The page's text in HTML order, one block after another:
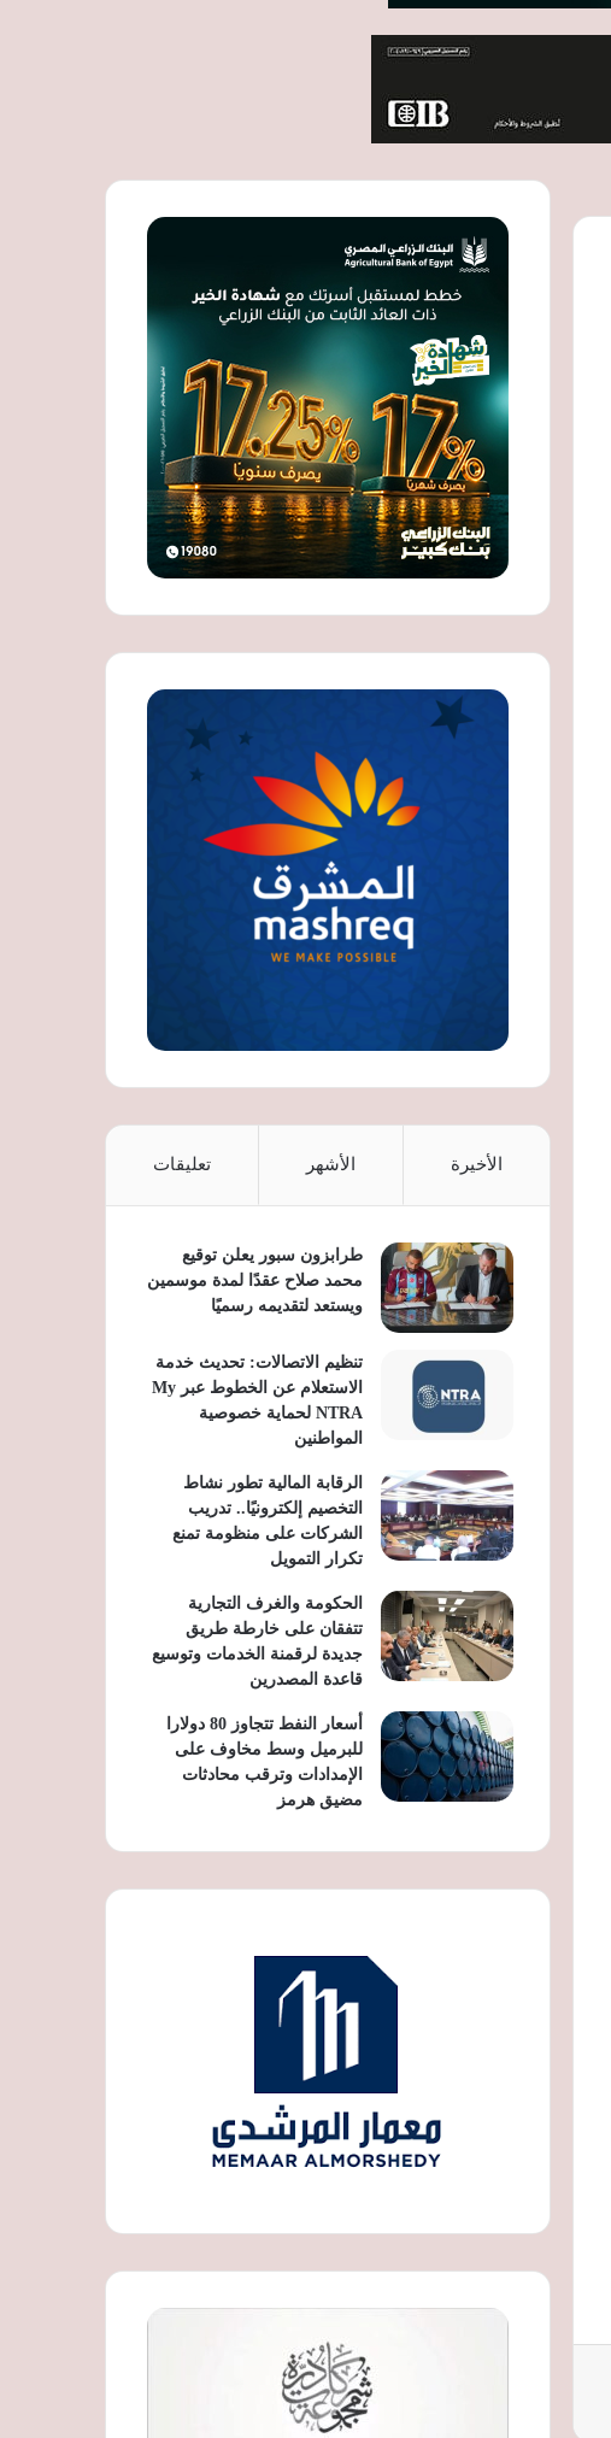
الأخيرة الأشهر تعليقات
طرابزون سبور يعلن توقيع
محمد صلاح عقدًا لمدة موسمين
ويستعد لتقديمه رسميًا
تنظيم الاتصالات: تحديث خدمة
الاستعلام عن الخطوط عبر My
NTRA لحماية خصوصية
المواطنين
الرقابة المالية تطور نشاط
التخصيم إلكترونيًا.. تدريب
الشركات على منظومة تمنع
تكرار التمويل
الحكومة والغرف التجارية
تتفقان على خارطة طريق
جديدة لرقمنة الخدمات وتوسيع
قاعدة المصدرين
أسعار النفط تتجاوز 80 دولارا
للبرميل وسط مخاوف على
الإمدادات وترقب محادثات
مضيق هرمز